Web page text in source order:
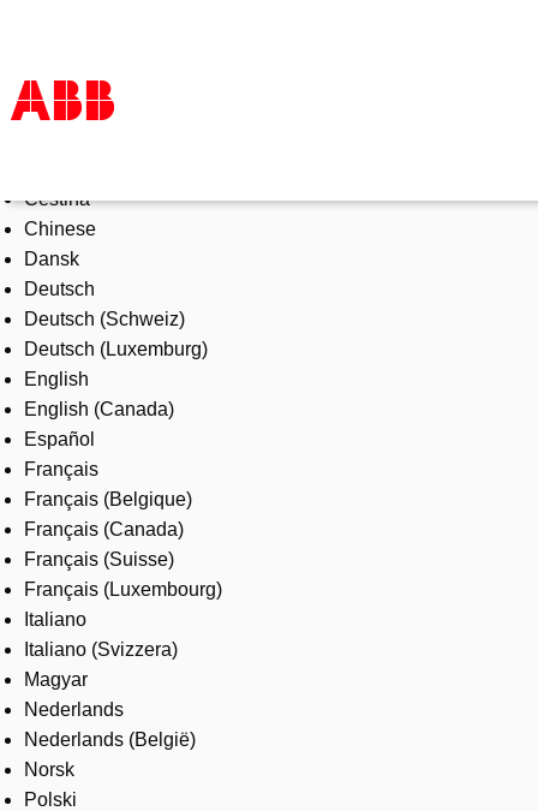
Products & Solutions
Industries
Services
About us
Where to buy
Contact us
Careers
Čeština
Chinese
Dansk
Deutsch
Deutsch (Schweiz)
Deutsch (Luxemburg)
English
English (Canada)
Español
Français
Français (Belgique)
Français (Canada)
Français (Suisse)
Français (Luxembourg)
Italiano
Italiano (Svizzera)
Magyar
Nederlands
Nederlands (België)
Norsk
Polski